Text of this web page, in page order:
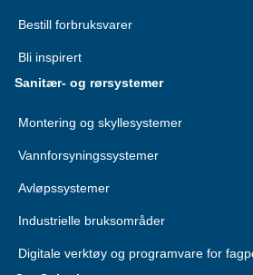
Bestill forbruksvarer
Bli inspirert
Sanitær- og rørsystemer
Montering og skyllesystemer
Vannforsyningssystemer
Avløpssystemer
Industrielle bruksområder
Digitale verktøy og programvare for